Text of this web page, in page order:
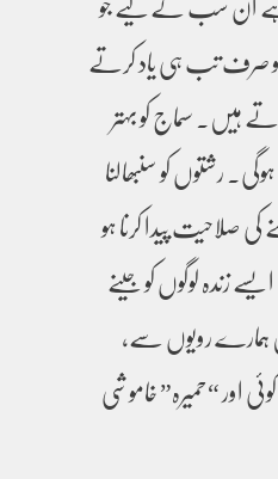
صرف تب ہی یاد کرتے
ہیں۔ سماج کو بہتر
رشتوں کو سنبھالنا
کی صلاحیت پیدا کرنا ہو
زندہ لوگوں کو جینے
ہمارے رویوں سے،
اور “حمیرہ” خاموشی